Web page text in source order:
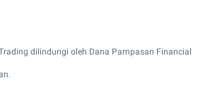
dilindungi oleh Dana Pampasan Financial